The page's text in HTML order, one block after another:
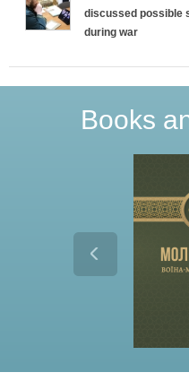
discussed possible
during war
Books